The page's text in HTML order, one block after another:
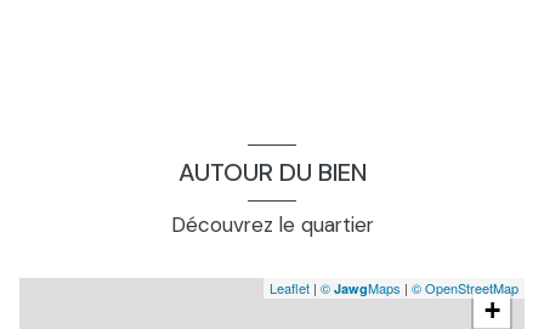
AUTOUR DU BIEN
Découvrez le quartier
+
Leaflet | © JawgMaps | © OpenStreetMap